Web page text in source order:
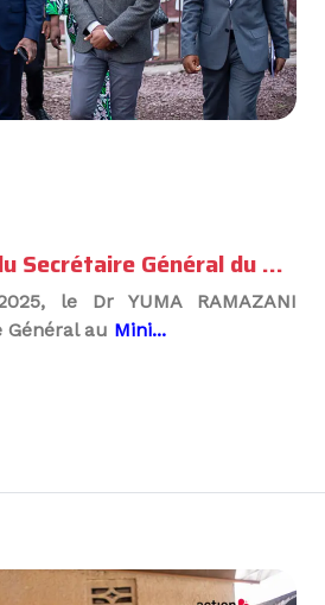
Visite officielle du Secrétaire Général du Ministère de la Santé au Centre d’Excellence Damien
le Dr YUMA RAMAZANI
Général au Mini...